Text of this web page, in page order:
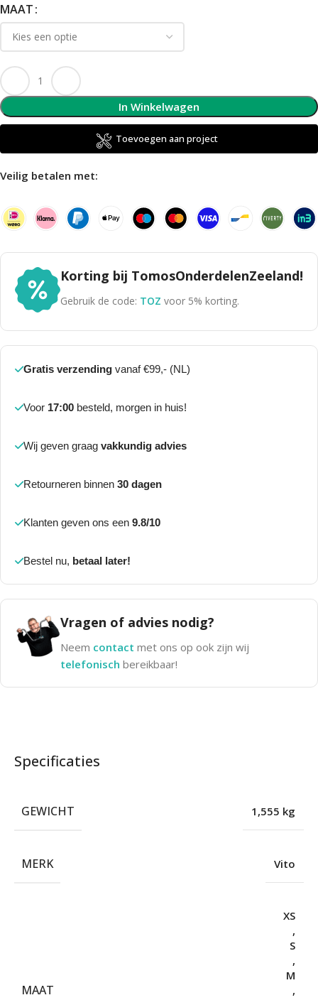
MAAT
In Winkelwagen
Toevoegen aan project
Veilig betalen met:
Korting bij TomosOnderdelenZeeland!
Gebruik de code: TOZ voor 5% korting.
Gratis verzending vanaf €99,- (NL)
Voor 17:00 besteld, morgen in huis!
Wij geven graag vakkundig advies
Retourneren binnen 30 dagen
Klanten geven ons een 9.8/10
Bestel nu, betaal later!
Vragen of advies nodig?
Neem contact met ons op ook zijn wij
telefonisch bereikbaar!
Specificaties
GEWICHT 1,555 kg
MERK Vito
MAAT
XS
,
S
,
M
,